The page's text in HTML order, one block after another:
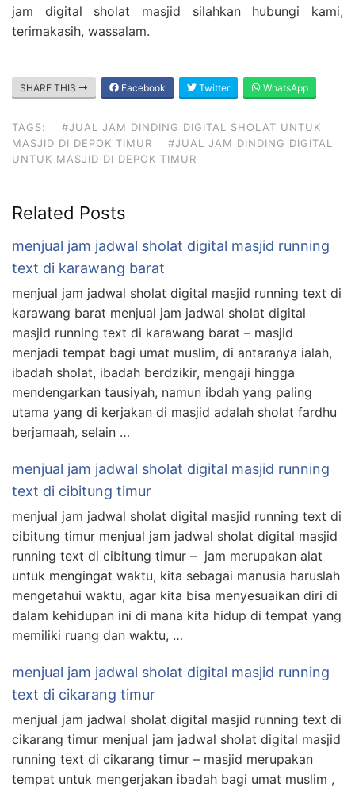
jam digital sholat masjid silahkan hubungi kami,
terimakasih, wassalam.
SHARE THIS Facebook Twitter WhatsApp
TAGS:
#JUAL JAM DINDING DIGITAL SHOLAT UNTUK
MASJID DI DEPOK TIMUR
#JUAL JAM DINDING DIGITAL
UNTUK MASJID DI DEPOK TIMUR
Related Posts
menjual jam jadwal sholat digital masjid running
text di karawang barat
menjual jam jadwal sholat digital masjid running text di
karawang barat menjual jam jadwal sholat digital
masjid running text di karawang barat – masjid
menjadi tempat bagi umat muslim, di antaranya ialah,
ibadah sholat, ibadah berdzikir, mengaji hingga
mendengarkan tausiyah, namun ibdah yang paling
utama yang di kerjakan di masjid adalah sholat fardhu
berjamaah, selain …
menjual jam jadwal sholat digital masjid running
text di cibitung timur
menjual jam jadwal sholat digital masjid running text di
cibitung timur menjual jam jadwal sholat digital masjid
running text di cibitung timur – jam merupakan alat
untuk mengingat waktu, kita sebagai manusia haruslah
mengetahui waktu, agar kita bisa menyesuaikan diri di
dalam kehidupan ini di mana kita hidup di tempat yang
memiliki ruang dan waktu, …
menjual jam jadwal sholat digital masjid running
text di cikarang timur
menjual jam jadwal sholat digital masjid running text di
cikarang timur menjual jam jadwal sholat digital masjid
running text di cikarang timur – masjid merupakan
tempat untuk mengerjakan ibadah bagi umat muslim ,